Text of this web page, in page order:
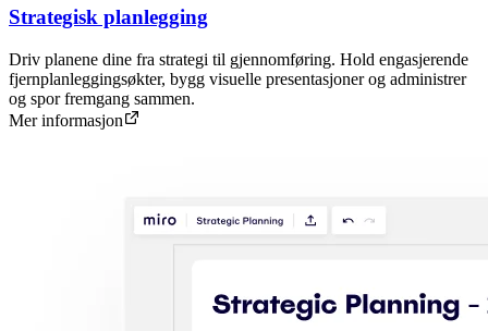
Strategisk planlegging
Driv planene dine fra strategi til gjennomføring. Hold engasjerende
fjernplanleggingsøkter, bygg visuelle presentasjoner og administrer
og spor fremgang sammen.
Mer informasjon